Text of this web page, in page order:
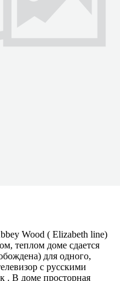
Wood ( Elizabeth line)
теплом доме сдается
для одного,
с русскими
. В доме просторная